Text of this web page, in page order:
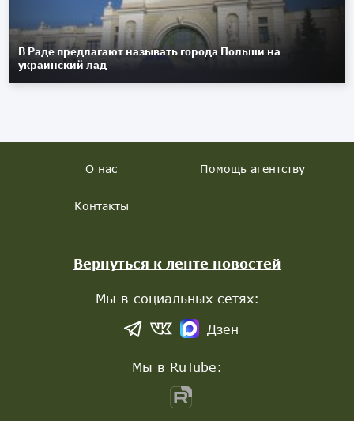
В Раде предлагают называть города Польши на
украинский лад
О нас Помощь агентству
Контакты
Вернуться к ленте новостей
Мы в социальных сетях:
Дзен
Мы в RuTube: